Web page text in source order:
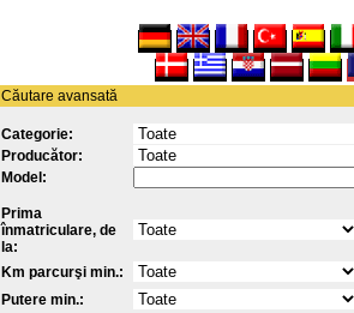
Căutare avansată
Categorie:
Producător:
Model:
Prima
înmatriculare, de
la:
Km parcurşi min.:
Putere min.: